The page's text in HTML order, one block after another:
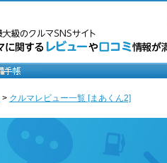
> クルマレビュー一覧 [まあくん2]